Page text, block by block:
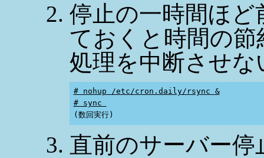
停止の一時間ほ
ておくと時間の
処理を中断させな
# nohup /etc/cron.daily/rsync &
# sync
直前のサーバー